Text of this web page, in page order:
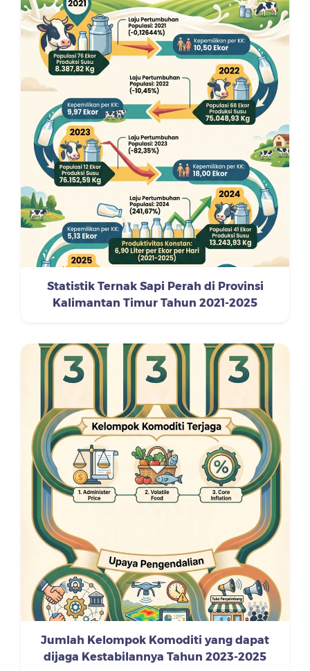
Statistik Ternak Sapi Perah di Provinsi
Kalimantan Timur Tahun 2021-2025
Jumlah Kelompok Komoditi yang dapat
dijaga Kestabilannya Tahun 2023-2025